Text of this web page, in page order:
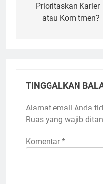
Prioritaskan Karier
atau Komitmen?
TINGGALKAN
Alamat email Anda
Ruas yang wajib
Komentar *